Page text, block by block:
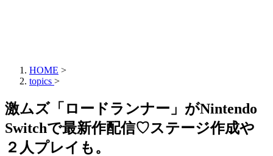
HOME >
topics >
激ムズ「ロードランナー」がNintendo
Switchで最新作配信♡ステージ作成や
２人プレイも。